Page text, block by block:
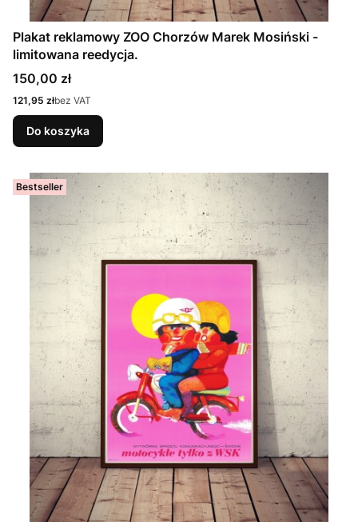
Plakat reklamowy ZOO Chorzów Marek Mosiński -
limitowana reedycja.
Cena
150,00 zł
Cena
121,95 złbez VAT
Do koszyka
Bestseller